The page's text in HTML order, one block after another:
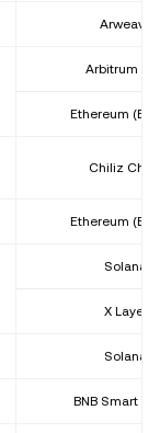
Arweave
Arbitrum
Ethereum
Chiliz
Ethereum
Solana
X Layer
Solana
BNB Smart